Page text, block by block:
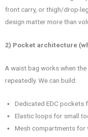
front carry, or thigh/drop-
design matter more than
2) Pocket architecture
A waist bag works when
repeatedly. We can build:
Dedicated EDC
Elastic loops for small
Mesh compartments for